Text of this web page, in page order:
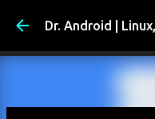
Μετάβαση
Dr. Android |